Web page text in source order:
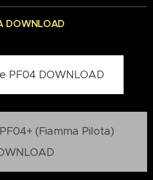
DOWNLOAD
PF04 DOWNLOAD
(Fiamma Pilota)